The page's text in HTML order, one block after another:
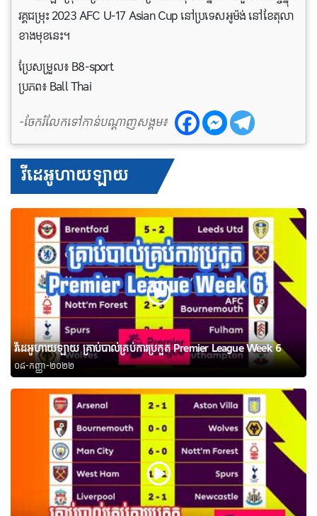
វគ្គជម្រុះ 2023 AFC U-17 Asian Cup នៅប្រទេសអូម៉ង់ នៅខែតុលា
ខាងមុខនេះ។
ប្រែសម្រួល៖ B8-sport
ប្រភព៖ Ball Thai
-ចែករំលែកទៅកាន់បណ្តាញសង្គម៖
វីដេអូហាយឡាយ
វីដេអូហាយឡាយ គ្រាប់បាល់គ្រប់ការប្រកួត Premier League Week 6
០៨-កញ្ញា-២០២២